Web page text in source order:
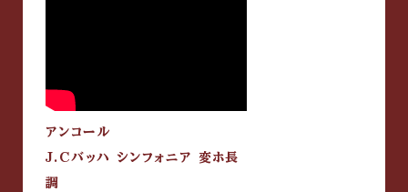
アンコール
J.Cバッハ シンフォニア 変ホ長
調